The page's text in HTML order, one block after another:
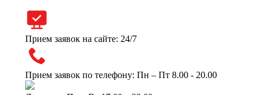
Прием заявок на сайте: 24/7
Прием заявок по телефону: Пн – Пт 8.00 - 20.00